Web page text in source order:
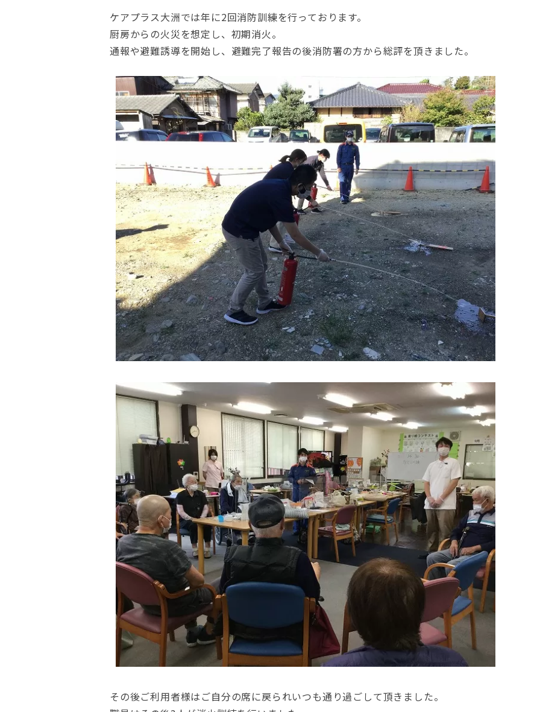
ケアプラス大洲では年に2回消防訓練を行っております。
厨房からの火災を想定し、初期消火。
通報や避難誘導を開始し、避難完了報告の後消防署の方から総評を頂きました。
その後ご利用者様はご自分の席に戻られいつも通り過ごして頂きました。